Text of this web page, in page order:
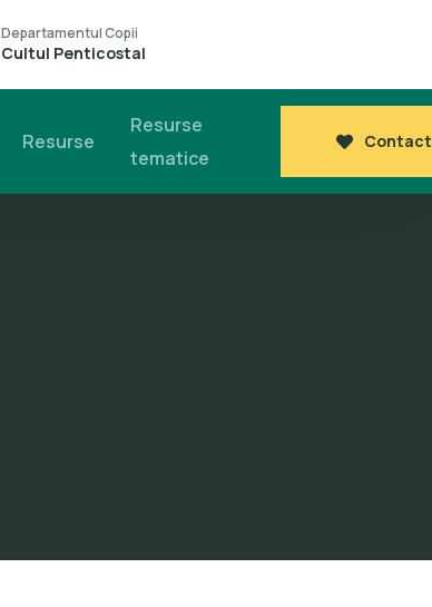
Departamentul Copii
Cultul Penticostal
Resurse
Resurse
tematice
Contact